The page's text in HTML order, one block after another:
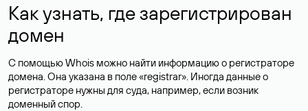
Как узнать, где зарегистрирован
домен
С помощью Whois можно найти информацию о регистраторе
домена. Она указана в поле «registrar». Иногда данные о
регистраторе нужны для суда, например, если возник
доменный спор.